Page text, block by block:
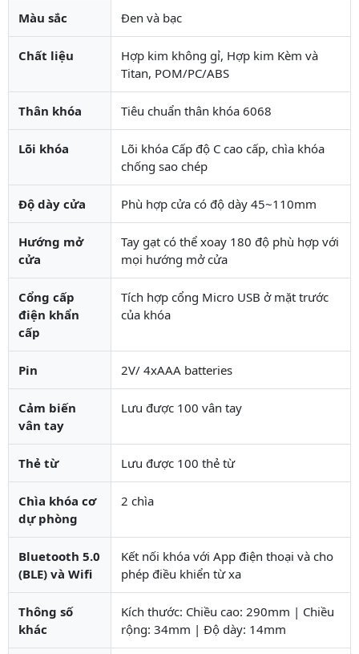
Màu sắc Đen và bạc
Chất liệu
Hợp kim không gỉ, Hợp kim Kèm và
Titan, POM/PC/ABS
Thân khóa Tiêu chuẩn thân khóa 6068
Lõi khóa
Lõi khóa Cấp độ C cao cấp, chìa khóa
chống sao chép
Độ dày cửa Phù hợp cửa có độ dày 45~110mm
Hướng mở
cửa
Tay gạt có thể xoay 180 độ phù hợp với
mọi hướng mở cửa
Cổng cấp
điện khẩn
cấp
Tích hợp cổng Micro USB ở mặt trước
của khóa
Pin 2V/ 4xAAA batteries
Cảm biến
vân tay
Lưu được 100 vân tay
Thẻ từ Lưu được 100 thẻ từ
Chìa khóa cơ
dự phòng
2 chìa
Bluetooth 5.0
(BLE) và Wifi
Kết nối khóa với App điện thoại và cho
phép điều khiển từ xa
Thông số
khác
Kích thước: Chiều cao: 290mm | Chiều
rộng: 34mm | Độ dày: 14mm